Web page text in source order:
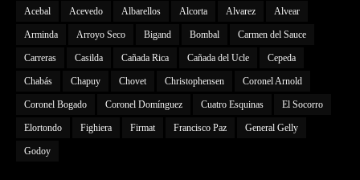
Acebal Acevedo Albarellos Alcorta Alvarez Alvear
Arminda Arroyo Seco Bigand Bombal Carmen del Sauce
Carreras Casilda Cañada Rica Cañada del Ucle Cepeda
Chabás Chapuy Chovet Christophensen Coronel Arnold
Coronel Bogado Coronel Domínguez Cuatro Esquinas El Socorro
Elortondo Fighiera Firmat Francisco Paz General Gelly
Godoy